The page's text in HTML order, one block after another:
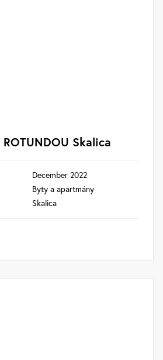
ROTUNDOU Skalica
December 2022
Byty a apartmány
Skalica